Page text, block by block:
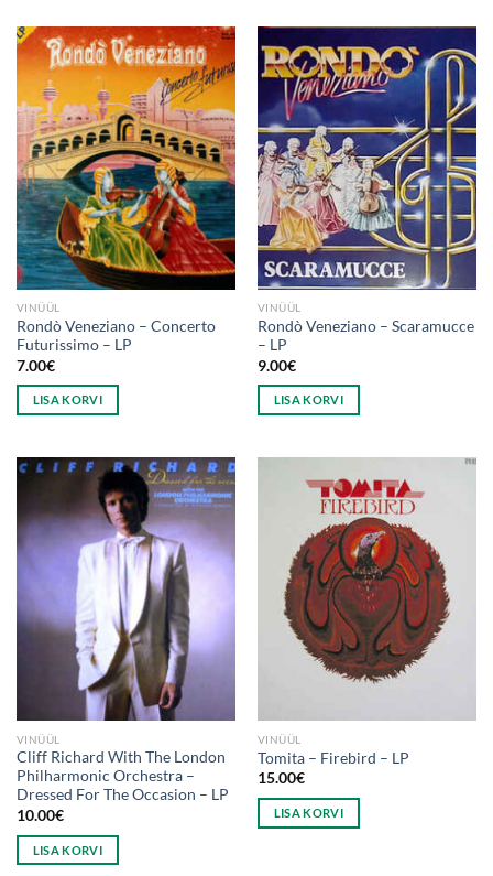
VINÜÜL
Rondò Veneziano ‎– Concerto
Futurissimo – LP
7.00€
LISA KORVI
VINÜÜL
Rondò Veneziano ‎– Scaramucce
– LP
9.00€
LISA KORVI
VINÜÜL
Cliff Richard With The London
Philharmonic Orchestra ‎–
Dressed For The Occasion – LP
10.00€
LISA KORVI
VINÜÜL
Tomita – Firebird – LP
15.00€
LISA KORVI